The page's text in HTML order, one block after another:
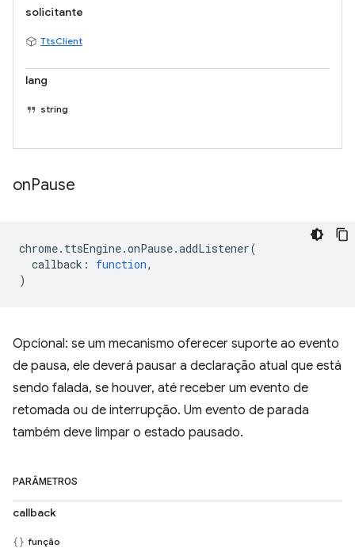
solicitante
TtsClient
lang
string
onPause
chrome. ttsEngine.onPause.addListener(
callback : function,
)
Opcional: se um mecanismo oferecer suporte ao evento
de pausa, ele deverá pausar a declaração atual que está
sendo falada, se houver, até receber um evento de
retomada ou de interrupção. Um evento de parada
também deve limpar o estado pausado.
PARÂMETROS
callback
função